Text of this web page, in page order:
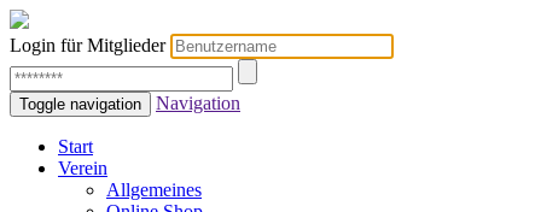
Login für Mitglieder
Toggle navigation Navigation
Start
Verein
Allgemeines